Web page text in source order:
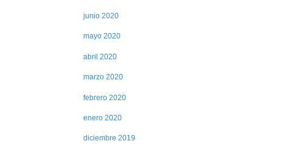
junio 2020
mayo 2020
abril 2020
marzo 2020
febrero 2020
enero 2020
diciembre 2019